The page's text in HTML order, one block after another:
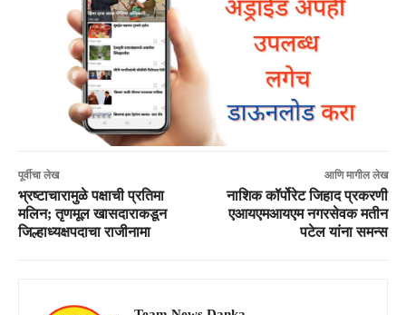
पूर्वीचा लेख
भ्रष्टाचारामुळे पक्षाची प्रतिमा
मलिन; तृणमूल खासदाराकडून
जिल्हाध्यक्षपदाचा राजीनामा
आणि मागील लेख
नाशिक कॉर्पोरेट जिहाद प्रकरणी
एआयएमआयएम नगरसेवक मतीन
पटेल यांना समन्स